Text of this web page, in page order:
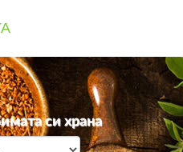
си храна